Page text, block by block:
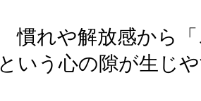
慣れや解放感から
という心の隙が生じ